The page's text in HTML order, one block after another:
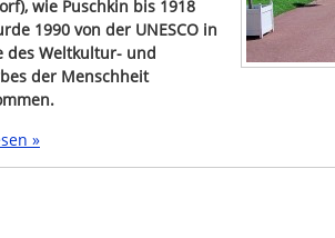
wie Puschkin bis 1918
1990 von der UNESCO in
des Weltkultur- und
der Menschheit
»